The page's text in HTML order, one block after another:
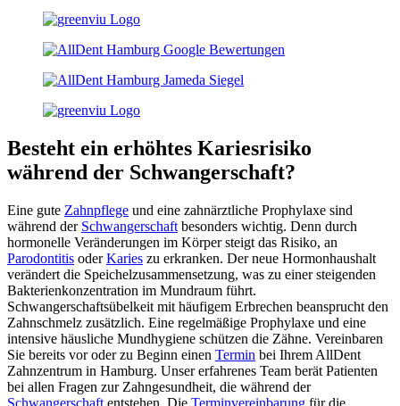
Besteht ein erhöhtes Kariesrisiko
während der Schwangerschaft?
Eine gute Zahnpflege und eine zahnärztliche Prophylaxe sind
während der Schwangerschaft besonders wichtig. Denn durch
hormonelle Veränderungen im Körper steigt das Risiko, an
Parodontitis oderKaries zu erkranken. Der neue Hormonhaushalt
verändert die Speichelzusammensetzung, was zu einer steigenden
Bakterienkonzentration im Mundraum führt.
Schwangerschaftsübelkeit mit häufigem Erbrechen beansprucht den
Zahnschmelz zusätzlich. Eine regelmäßige Prophylaxe und eine
intensive häusliche Mundhygiene schützen die Zähne. Vereinbaren
Sie bereits vor oder zu Beginn einen Termin bei Ihrem AllDent
Zahnzentrum in Hamburg. Unser erfahrenes Team berät Patienten
bei allen Fragen zur Zahngesundheit, die während der
Schwangerschaft entstehen. Die Terminvereinbarung für die